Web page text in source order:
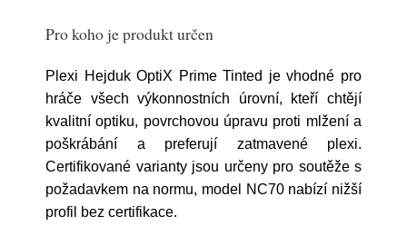
Pro koho je produkt určen
Plexi Hejduk OptiX Prime Tinted je vhodné pro
hráče všech výkonnostních úrovní, kteří chtějí
kvalitní optiku, povrchovou úpravu proti mlžení a
poškrábání a preferují zatmavené plexi.
Certifikované varianty jsou určeny pro soutěže s
požadavkem na normu, model NC70 nabízí nižší
profil bez certifikace.